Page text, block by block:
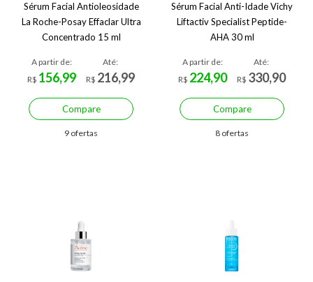
Sérum Facial Antioleosidade
La Roche-Posay Effaclar Ultra
Concentrado 15 ml
A partir de:
R$ 156,99
Até:
R$ 216,99
Compare
9 ofertas
Sérum Facial Anti-Idade Vichy
Liftactiv Specialist Peptide-
AHA 30 ml
A partir de:
R$ 224,90
Até:
R$ 330,90
Compare
8 ofertas